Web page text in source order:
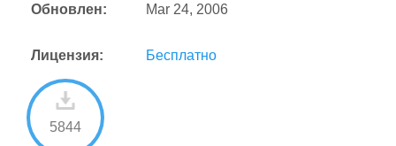
Обновлен: Mar 24, 2006
Лицензия: Бесплатно
5844